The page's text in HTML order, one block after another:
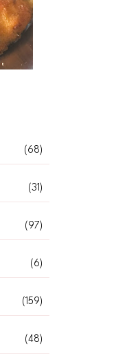
(68)
(31)
(97)
(6)
(159)
(48)